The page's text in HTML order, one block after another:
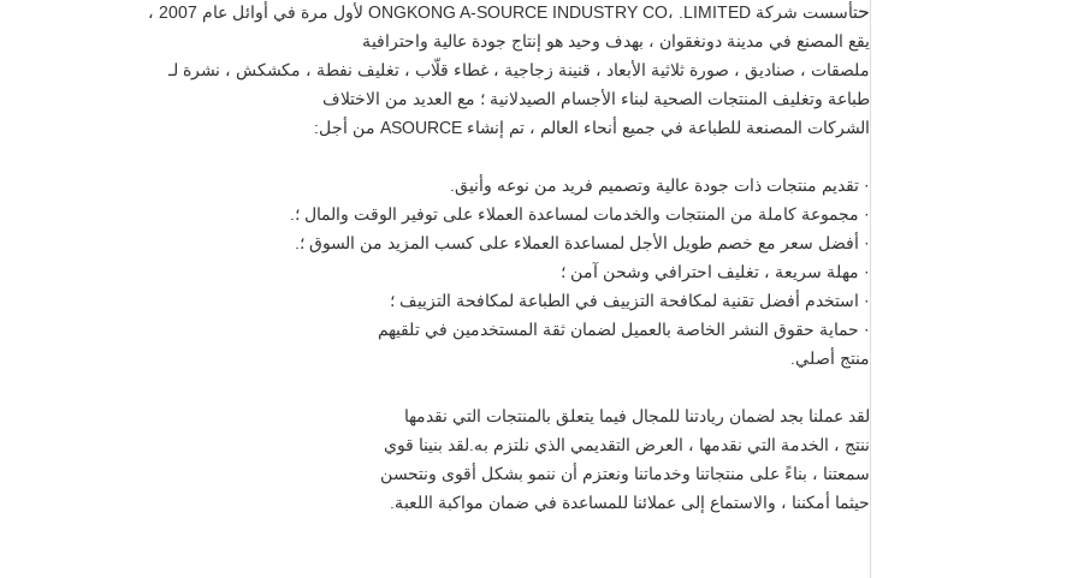
حتأسست شركة ONGKONG A-SOURCE INDUSTRY CO، .LIMITED لأول مرة في أوائل عام 2007 ،
يقع المصنع في مدينة دونغقوان ، بهدف وحيد هو إنتاج جودة عالية واحترافية
ملصقات ، صناديق ، صورة ثلاثية الأبعاد ، قنينة زجاجية ، غطاء قلّاب ، تغليف نفطة ، مكشكش ، نشرة لـ
طباعة وتغليف المنتجات الصحية لبناء الأجسام الصيدلانية ؛ مع العديد من الاختلاف
الشركات المصنعة للطباعة في جميع أنحاء العالم ، تم إنشاء ASOURCE من أجل:
· تقديم منتجات ذات جودة عالية وتصميم فريد من نوعه وأنيق.
· مجموعة كاملة من المنتجات والخدمات لمساعدة العملاء على توفير الوقت والمال ؛.
· أفضل سعر مع خصم طويل الأجل لمساعدة العملاء على كسب المزيد من السوق ؛.
· مهلة سريعة ، تغليف احترافي وشحن آمن ؛
· استخدم أفضل تقنية لمكافحة التزييف في الطباعة لمكافحة التزييف ؛
· حماية حقوق النشر الخاصة بالعميل لضمان ثقة المستخدمين في تلقيهم
منتج أصلي.
لقد عملنا بجد لضمان ريادتنا للمجال فيما يتعلق بالمنتجات التي نقدمها
ننتج ، الخدمة التي نقدمها ، العرض التقديمي الذي نلتزم به.لقد بنينا قوي
سمعتنا ، بناءً على منتجاتنا وخدماتنا ونعتزم أن ننمو بشكل أقوى ونتحسن
حيثما أمكننا ، والاستماع إلى عملائنا للمساعدة في ضمان مواكبة اللعبة.